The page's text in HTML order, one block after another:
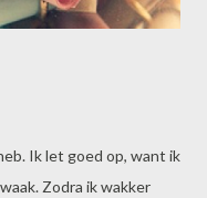
Ik let goed op, want ik
Zodra ik wakker